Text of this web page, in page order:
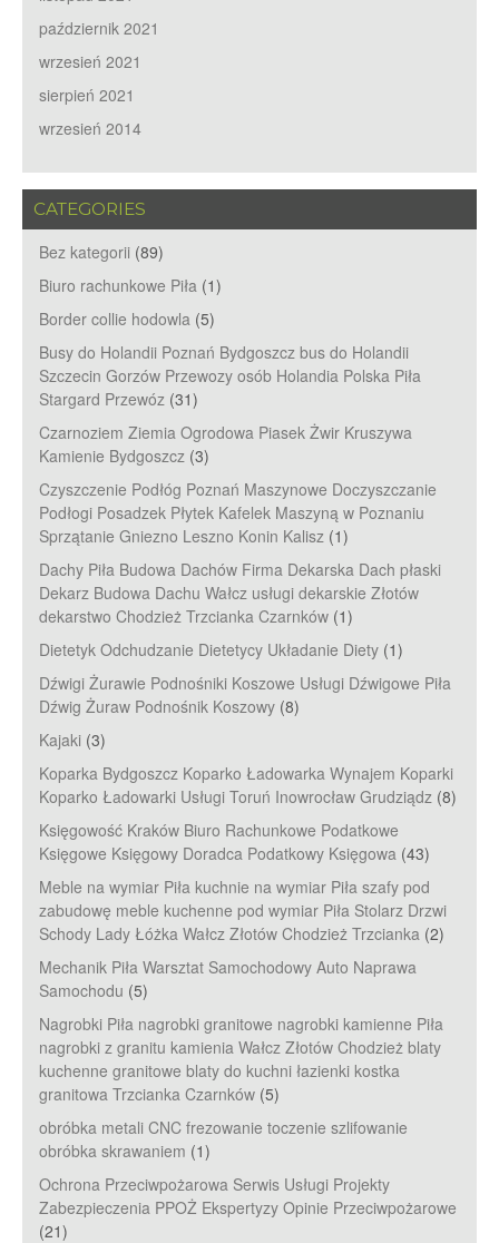
październik 2021
wrzesień 2021
sierpień 2021
wrzesień 2014
CATEGORIES
Bez kategorii (89)
Biuro rachunkowe Piła (1)
Border collie hodowla (5)
Busy do Holandii Poznań Bydgoszcz bus do Holandii
Szczecin Gorzów Przewozy osób Holandia Polska Piła
Stargard Przewóz (31)
Czarnoziem Ziemia Ogrodowa Piasek Żwir Kruszywa
Kamienie Bydgoszcz (3)
Czyszczenie Podłóg Poznań Maszynowe Doczyszczanie
Podłogi Posadzek Płytek Kafelek Maszyną w Poznaniu
Sprzątanie Gniezno Leszno Konin Kalisz (1)
Dachy Piła Budowa Dachów Firma Dekarska Dach płaski
Dekarz Budowa Dachu Wałcz usługi dekarskie Złotów
dekarstwo Chodzież Trzcianka Czarnków (1)
Dietetyk Odchudzanie Dietetycy Układanie Diety (1)
Dźwigi Żurawie Podnośniki Koszowe Usługi Dźwigowe Piła
Dźwig Żuraw Podnośnik Koszowy (8)
Kajaki (3)
Koparka Bydgoszcz Koparko Ładowarka Wynajem Koparki
Koparko Ładowarki Usługi Toruń Inowrocław Grudziądz (8)
Księgowość Kraków Biuro Rachunkowe Podatkowe
Księgowe Księgowy Doradca Podatkowy Księgowa (43)
Meble na wymiar Piła kuchnie na wymiar Piła szafy pod
zabudowę meble kuchenne pod wymiar Piła Stolarz Drzwi
Schody Lady Łóżka Wałcz Złotów Chodzież Trzcianka (2)
Mechanik Piła Warsztat Samochodowy Auto Naprawa
Samochodu (5)
Nagrobki Piła nagrobki granitowe nagrobki kamienne Piła
nagrobki z granitu kamienia Wałcz Złotów Chodzież blaty
kuchenne granitowe blaty do kuchni łazienki kostka
granitowa Trzcianka Czarnków (5)
obróbka metali CNC frezowanie toczenie szlifowanie
obróbka skrawaniem (1)
Ochrona Przeciwpożarowa Serwis Usługi Projekty
Zabezpieczenia PPOŻ Ekspertyzy Opinie Przeciwpożarowe
(21)